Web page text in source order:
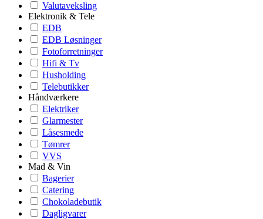
Valutaveksling
Elektronik & Tele
EDB
EDB Løsninger
Fotoforretninger
Hifi & Tv
Husholding
Telebutikker
Håndværkere
Elektriker
Glarmester
Låsesmede
Tømrer
VVS
Mad & Vin
Bagerier
Catering
Chokoladebutik
Dagligvarer